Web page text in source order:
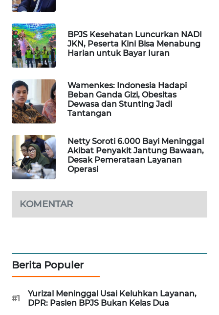
BPJS Kesehatan Luncurkan NADI
JKN, Peserta Kini Bisa Menabung
Harian untuk Bayar Iuran
Wamenkes: Indonesia Hadapi
Beban Ganda Gizi, Obesitas
Dewasa dan Stunting Jadi
Tantangan
Netty Soroti 6.000 Bayi Meninggal
Akibat Penyakit Jantung Bawaan,
Desak Pemerataan Layanan
Operasi
KOMENTAR
Berita Populer
#1
Yurizal Meninggal Usai Keluhkan Layanan,
DPR: Pasien BPJS Bukan Kelas Dua
KONSUMEN
LISTRIK
MASYARAKAT
KELISTRIKAN
WALINKI
ID
MAWAKA
ID
MARTABAT
NET
WATCH